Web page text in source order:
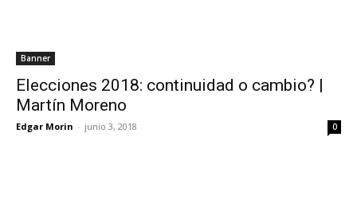
Banner
Elecciones 2018: continuidad o cambio? |
Martín Moreno
Edgar Morin - junio 3, 2018 0